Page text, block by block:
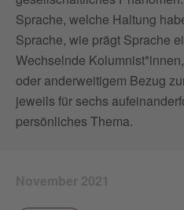
Sprache, welche Haltung
Sprache, wie prägt Sprache
Wechselnde
oder anderweitigem Bezug
jeweils für sechs
persönliches Thema.
November 2021